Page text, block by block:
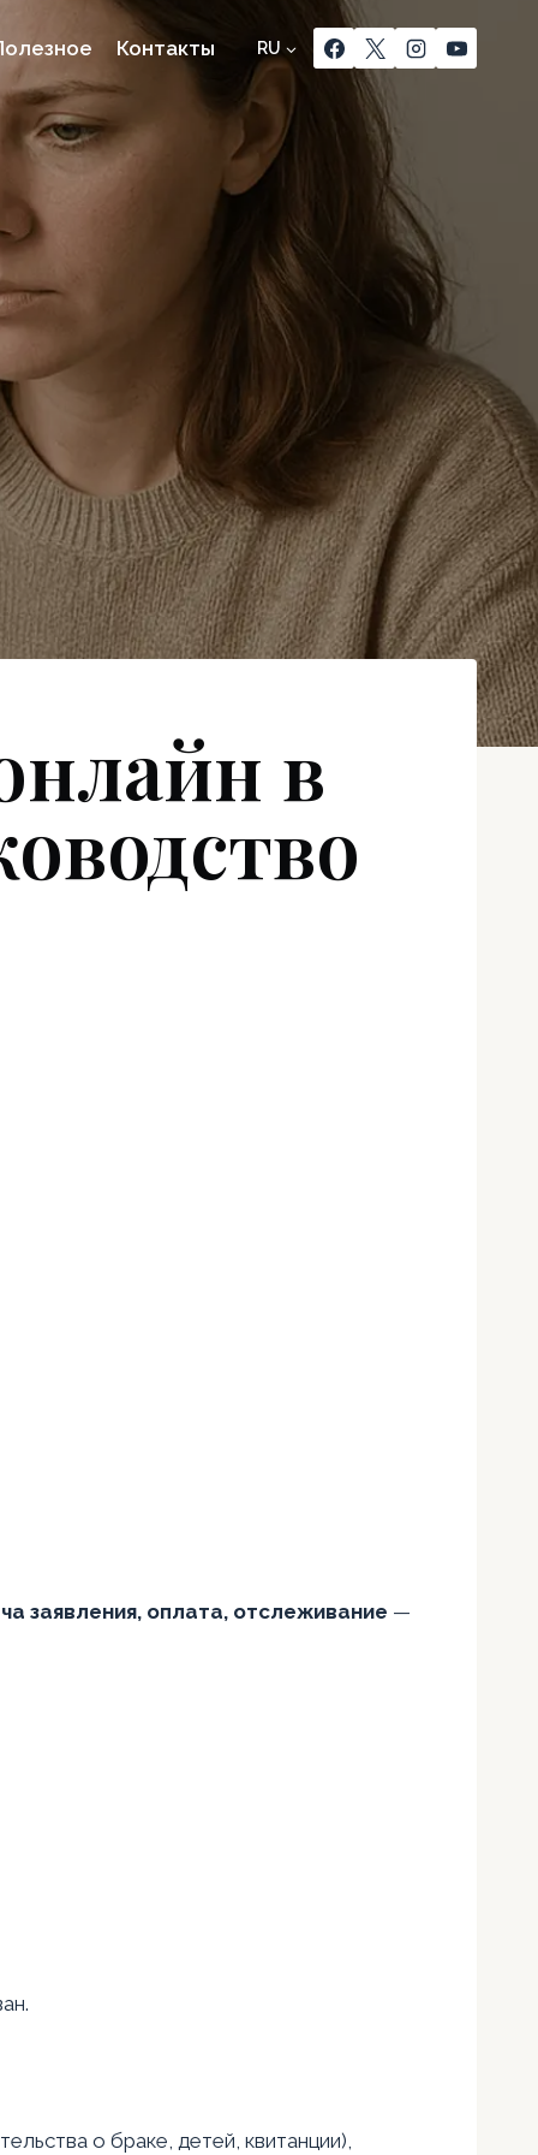
Контакты RU
в
заявления, оплата, отслеживание —
о браке, детей, квитанции),